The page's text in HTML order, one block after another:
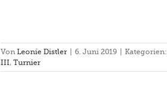
Von Leonie Distler 6. Juni 2019 Kategorien:
III, Turnier